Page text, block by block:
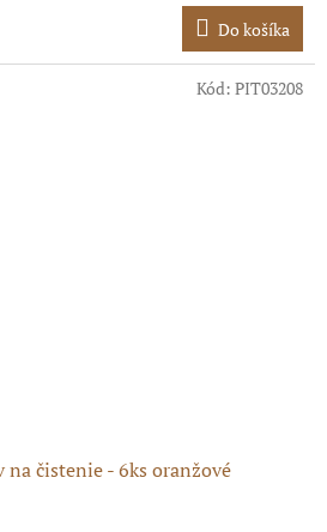
Do košíka
na čistenie - 6ks oranžové
Kód: PIT03208